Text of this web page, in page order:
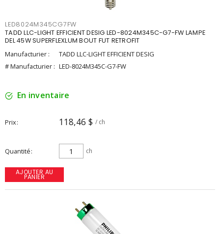
LED8024M345CG7FW
TADD LLC-LIGHT EFFICIENT DESIG LED-8024M345C-G7-FW LAMPE
DEL 45W SUPERFLEXLUM BOUT FUT RETROFIT
Manufacturier :
TADD LLC-LIGHT EFFICIENT DESIG
# Manufacturier : LED-8024M345C-G7-FW
En inventaire
Prix 118,46 $ / ch
Quantité ch
AJOUTER AU
PANIER